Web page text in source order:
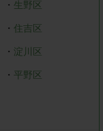
・ 生野区
・ 住吉区
・ 淀川区
・平野区